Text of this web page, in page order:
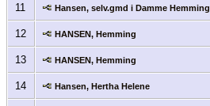
11 Hansen, selv.gmd i Damme Hemming
12 HANSEN, Hemming
13 HANSEN, Hemming
14 Hansen, Hertha Helene